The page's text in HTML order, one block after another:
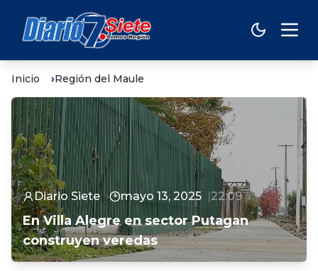
Inicio Región del Maule
Diario Siete mayo 13, 2025 22:09
En Villa Alegre en sector Putagan
construyen veredas